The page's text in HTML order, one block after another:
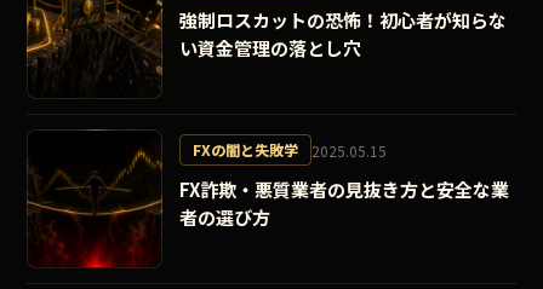
強制ロスカットの恐怖！初心者が知らな
い資金管理の落とし穴
FXの闇と失敗学 2025.05.15
FX詐欺・悪質業者の見抜き方と安全な業
者の選び方